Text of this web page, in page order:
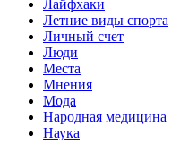
Лайфхаки
Летние виды спорта
Личный счет
Люди
Места
Мнения
Мода
Народная медицина
Наука